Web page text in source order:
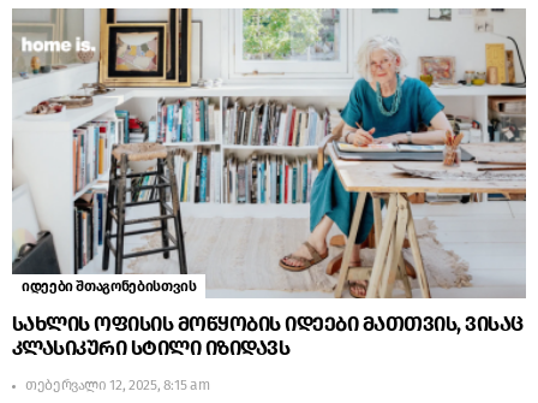
იდეები შთაგონებისთვის
სახლის ოფისის მოწყობის იდეები მათთვის, ვისაც
კლასიკური სტილი იზიდავს
თებერვალი 12, 2025, 8:15 am